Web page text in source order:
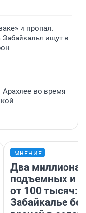
и пропал.
Забайкалья ищут в
во время
МНЕНИЕ
Два миллиона
подъемных и
от 100 тысяч:
Забайкалье